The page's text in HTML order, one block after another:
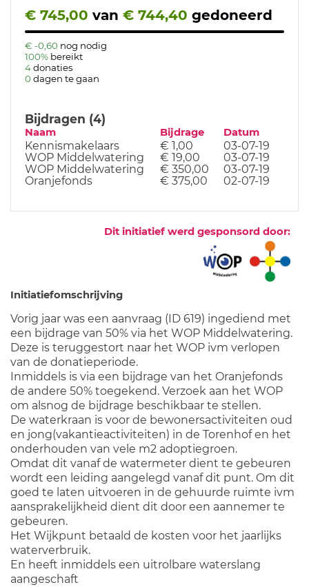
€ 745,00 van € 744,40 gedoneerd
€ -0,60 nog nodig
100% bereikt
4donaties
0 dagen te gaan
Bijdragen (4)
Naam Bijdrage Datum
Kennismakelaars € 1,00
03-07-19
WOP Middelwatering
€ 19,00
03-07-19
WOP Middelwatering
€ 350,00
03-07-19
Oranjefonds
€ 375,00 02-07-19
Dit initiatief werd gesponsord door:
Initiatiefomschrijving
Vorig jaar was een aanvraag (ID 619) ingediend met
een bijdrage van 50% via het WOP Middelwatering.
Deze is teruggestort naar het WOP ivm verlopen
van de donatieperiode.
Inmiddels is via een bijdrage van het Oranjefonds
de andere 50% toegekend. Verzoek aan het WOP
om alsnog de bijdrage beschikbaar te stellen.
De waterkraan is voor de bewonersactiviteiten oud
en jong(vakantieactiviteiten) in de Torenhof en het
onderhouden van vele m2 adoptiegroen.
Omdat dit vanaf de watermeter dient te gebeuren
wordt een leiding aangelegd vanaf dit punt. Om dit
goed te laten uitvoeren in de gehuurde ruimte ivm
aansprakelijkheid dient dit door een aannemer te
gebeuren.
Het Wijkpunt betaald de kosten voor het jaarlijks
waterverbruik.
En heeft inmiddels een uitrolbare waterslang
aangeschaft